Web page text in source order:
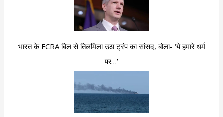
भारत के FCRA बिल से तिलमिला उठा ट्रंप का सांसद, बोला- ‘ये हमारे धर्म
पर…’